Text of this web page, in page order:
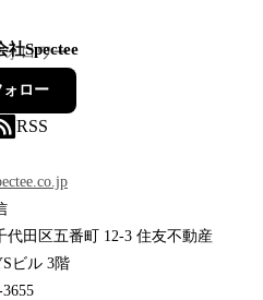
社Spectee
ロワー
ォロー
RSS
代田区五番町 12-3 住友不動産
ビル 3階